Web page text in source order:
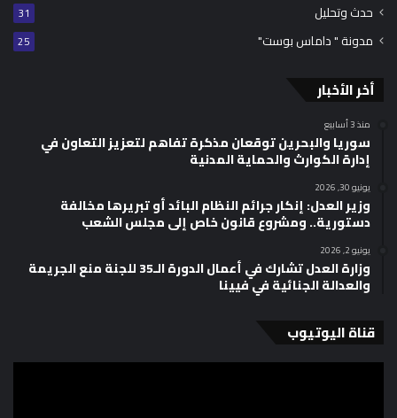
حدث وتحليل 31
مدونة " داماس بوست" 25
أخر الأخبار
منذ 3 أسابيع
سوريا والبحرين توقعان مذكرة تفاهم لتعزيز التعاون في
إدارة الكوارث والحماية المدنية
يونيو 30, 2026
وزير العدل: إنكار جرائم النظام البائد أو تبريرها مخالفة
دستورية.. ومشروع قانون خاص إلى مجلس الشعب
يونيو 2, 2026
وزارة العدل تشارك في أعمال الدورة الـ35 للجنة منع الجريمة
والعدالة الجنائية في فيينا
قناة اليوتيوب